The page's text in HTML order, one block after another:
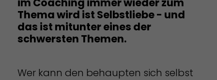
Thema wird ist Selbstliebe- und
das ist mitunter eines der
schwersten Themen.
Wer kann den behaupten sich selbst